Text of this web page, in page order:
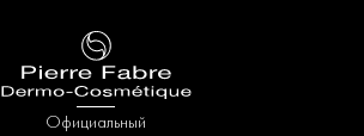
Официальный